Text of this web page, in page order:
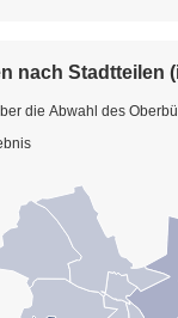
nach Stadtteilen
die Abwahl des